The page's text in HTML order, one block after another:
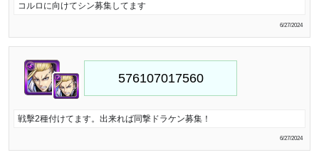
コルロに向けてシン募集してます
6/27/2024
戦擊2種付けてます。出来れば同撃ドラケン募集！
6/27/2024